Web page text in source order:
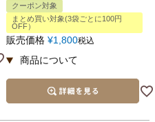
クーポン対象
まとめ買い対象(3袋ごとに100円
OFF）
販売価格 ¥1,800税込